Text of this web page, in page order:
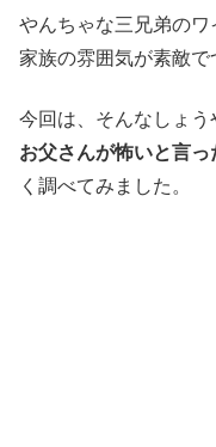
やんちゃな三兄弟の
家族の雰囲気が素敵で
今回は、そんなしょ
お父さんが怖いと言っ
く調べてみました。